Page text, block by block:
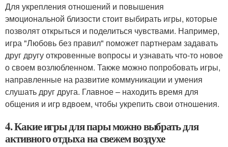
Для укрепления отношений и повышения
эмоциональной близости стоит выбирать игры, которые
позволят открыться и поделиться чувствами. Например,
игра "Любовь без правил" поможет партнерам задавать
друг другу откровенные вопросы и узнавать что-то новое
о своем возлюбленном. Также можно попробовать игры,
направленные на развитие коммуникации и умения
слушать друг друга. Главное – находить время для
общения и игр вдвоем, чтобы укрепить свои отношения.
4. Какие игры для пары можно выбрать для
активного отдыха на свежем воздухе